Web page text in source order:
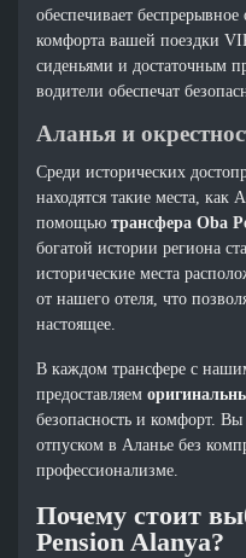
обеспечивает
комфорта вашей поездки
сиденьями и достаточным
водители обеспечат
Аланья и
Среди исторических
находятся такие места,
помощьютрансфера Oba
богатой истории региона
исторические места
от нашего отеля, что
настоящее.
В каждом трансфере с
предоставляем
безопасность и комфорт.
отпуском в Аланье без
профессионализме.
Почему стоит
Pension Alanya?